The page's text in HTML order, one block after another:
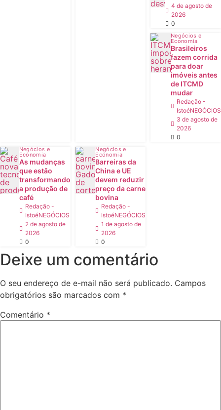
4 de agosto de
2026
0
Negócios e
Economia
Brasileiros
fazem corrida
para doar
imóveis antes
de ITCMD
mudar
Redação -
IstoéNEGÓCIOS
3 de agosto de
2026
0
Negócios e
Economia
As mudanças
que estão
transformando
a produção de
café
Redação -
IstoéNEGÓCIOS
2 de agosto de
2026
0
Negócios e
Economia
Barreiras da
China e UE
devem reduzir
preço da carne
bovina
Redação -
IstoéNEGÓCIOS
1 de agosto de
2026
0
Deixe um comentário
O seu endereço de e-mail não será publicado. Campos
obrigatórios são marcados com *
Comentário *